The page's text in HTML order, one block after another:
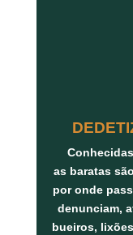
as baratas
por onde
denunciam,
bueiros,